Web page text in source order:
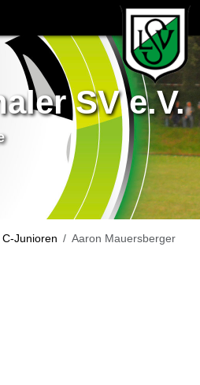
SV e.V.
C-Junioren Aaron Mauersberger